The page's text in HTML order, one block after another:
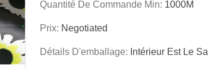
Quantité De Commande Min: 1000M
Prix: Negotiated
Détails D'emballage: Intérieur Est Le